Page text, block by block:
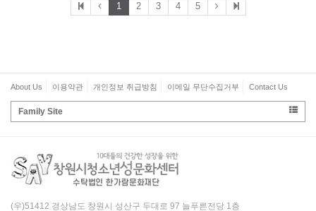
1 2 3 4 5
About Us 이용약관 개인정보 취급방침 이메일 무단수집거부 Contact Us
Family Site
(우)51412 경상남도 창원시 성산구 두대로 97 늘푸른전당 1층